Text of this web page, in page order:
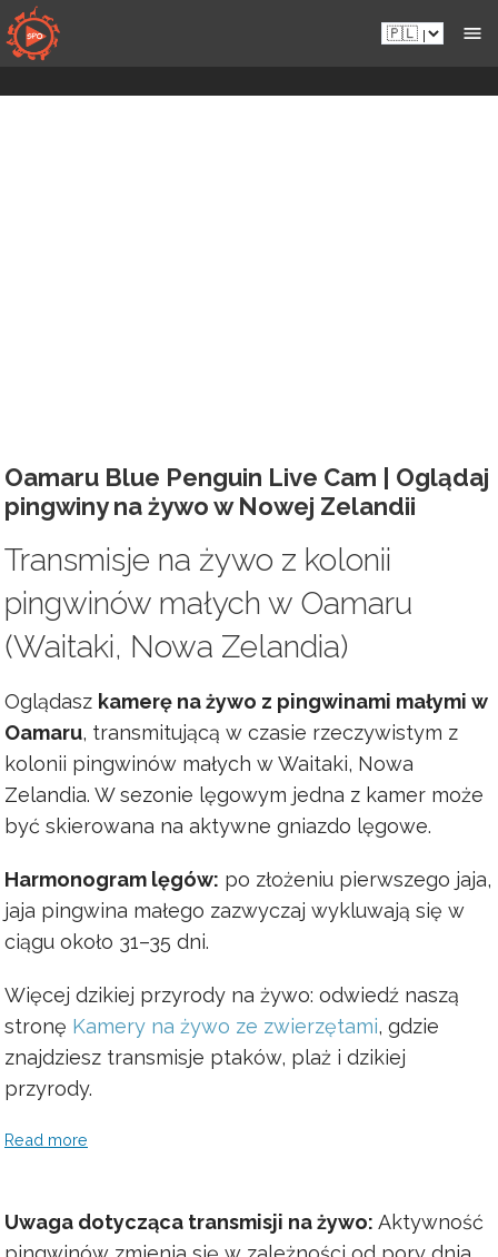
Przejdź
do
zawartości
Pl.sportsmansparadiseonline.com
Oamaru Blue Penguin Live Cam | Oglądaj
pingwiny na żywo w Nowej Zelandii
Transmisje na żywo z kolonii
pingwinów małych w Oamaru
(Waitaki, Nowa Zelandia)
Oglądasz kamerę na żywo z pingwinami małymi w
Oamaru, transmitującą w czasie rzeczywistym z
kolonii pingwinów małych w Waitaki, Nowa
Zelandia. W sezonie lęgowym jedna z kamer może
być skierowana na aktywne gniazdo lęgowe.
Harmonogram lęgów: po złożeniu pierwszego jaja,
jaja pingwina małego zazwyczaj wykluwają się w
ciągu około 31–35 dni.
Więcej dzikiej przyrody na żywo: odwiedź naszą
stronę Kamery na żywo ze zwierzętami, gdzie
znajdziesz transmisje ptaków, plaż i dzikiej
przyrody.
Read more
Uwaga dotycząca transmisji na żywo: Aktywność